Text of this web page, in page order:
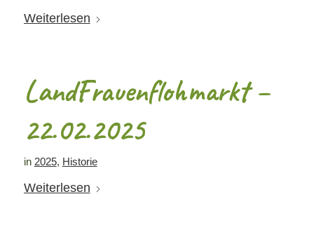
Weiterlesen
LandFrauenflohmarkt –
22.02.2025
in 2025, Historie
Weiterlesen